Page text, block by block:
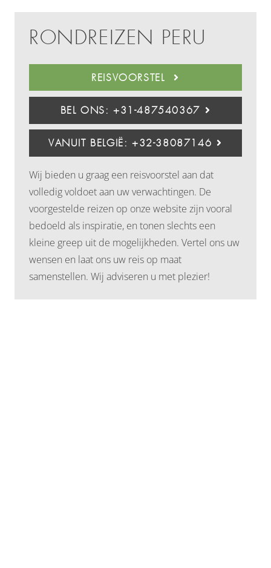
RONDREIZEN PERU
REISVOORSTEL
BEL ONS: +31-487540367
VANUIT BELGIË: +32-38087146
Wij bieden u graag een reisvoorstel aan dat
volledig voldoet aan uw verwachtingen. De
voorgestelde reizen op onze website zijn vooral
bedoeld als inspiratie, en tonen slechts een
kleine greep uit de mogelijkheden. Vertel ons uw
wensen en laat ons uw reis op maat
samenstellen. Wij adviseren u met plezier!